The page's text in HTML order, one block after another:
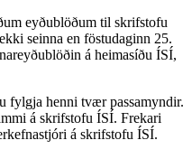
eyðublöðum til skrifstofu
seinna en föstudaginn 25.
á heimasíðu ÍSÍ,
fylgja henni tvær passamyndir.
á skrifstofu ÍSÍ. Frekari
á skrifstofu ÍSÍ.